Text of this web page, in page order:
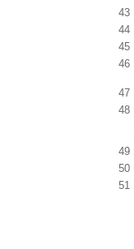
43
44
45
46
47
48
49
50
51